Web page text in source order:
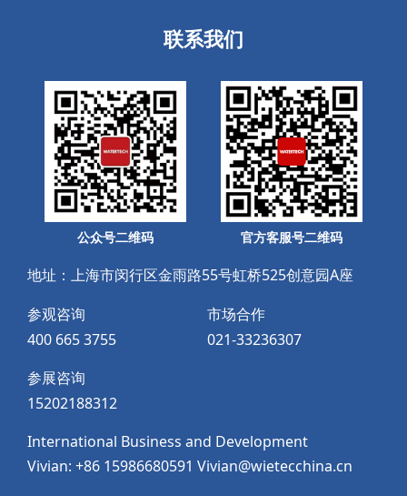
联系我们
公众号二维码 官方客服号二维码
地址：上海市闵行区金雨路55号虹桥525创意园A座
参观咨询
400 665 3755
市场合作
021-33236307
参展咨询
15202188312
International Business and Development
Vivian: +86 15986680591 Vivian@wietecchina.cn